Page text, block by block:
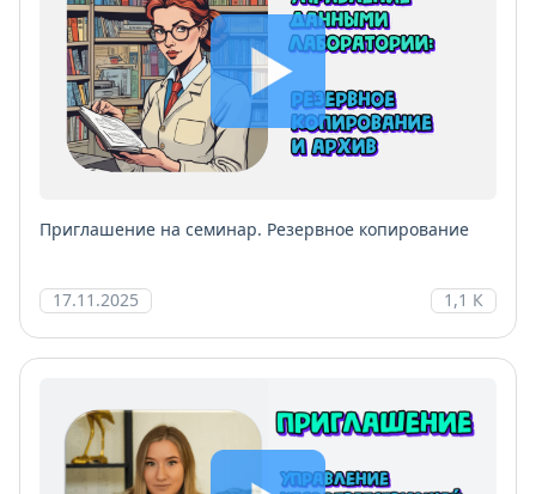
Приглашение на семинар. Резервное копирование
17.11.2025 1,1 К